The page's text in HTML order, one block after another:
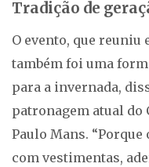
Tradição de
O evento, que reuniu
também foi uma
para a invernada,
patronagem atual do
Paulo Mans.
com vestimentas,